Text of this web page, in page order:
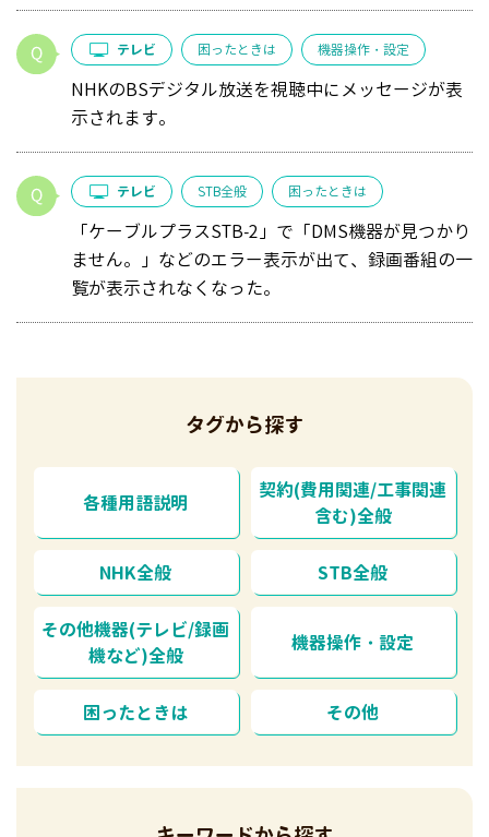
テレビ 困ったときは 機器操作・設定
NHKのBSデジタル放送を視聴中にメッセージが表
示されます。
テレビ STB全般 困ったときは
「ケーブルプラスSTB-2」で「DMS機器が見つかり
ません。」などのエラー表示が出て、録画番組の一
覧が表示されなくなった。
タグから探す
各種用語説明
契約(費用関連/工事関連
含む)全般
NHK全般 STB全般
その他機器(テレビ/録画
機など)全般
機器操作・設定
困ったときは その他